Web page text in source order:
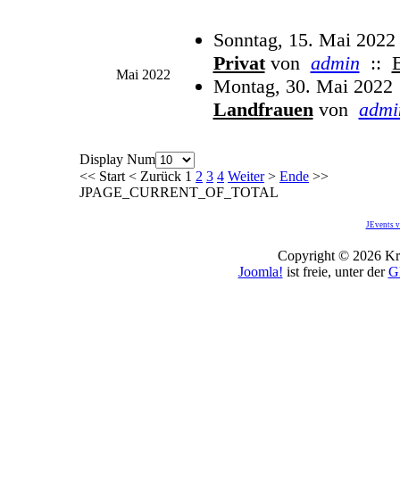
Mai 2022
Sonntag, 15. Mai 2022
Privatvon admin ::
Montag, 30. Mai 2022
Landfrauenvon
Display Num
<< Start < Zurück 1 2 3 4 Weiter> Ende >>
JPAGE_CURRENT_OF_TOTAL
JEvents
Copyright © 2026
Joomla! ist freie, unter der